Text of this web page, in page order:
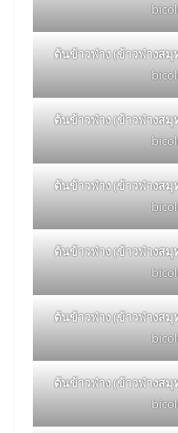
ต้นข้าวฟ่าง (ข้าวฟ่างส
ต้นข้าวฟ่าง (ข้าวฟ่างส
ต้นข้าวฟ่าง (ข้าวฟ่างส
ต้นข้าวฟ่าง (ข้าวฟ่างส
ต้นข้าวฟ่าง (ข้าวฟ่างส
ต้นข้าวฟ่าง (ข้าวฟ่างส